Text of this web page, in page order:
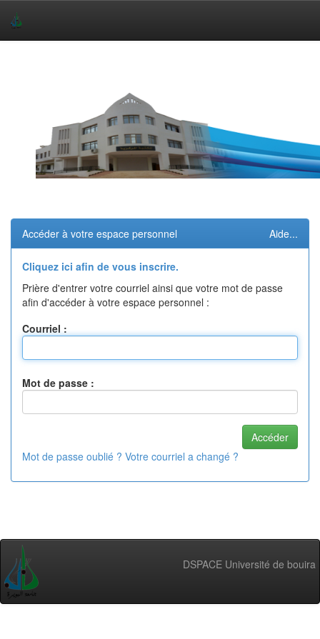
Accéder à votre espace personnel Aide...
Cliquez ici afin de vous inscrire.
Prière d'entrer votre courriel ainsi que votre mot de passe
afin d'accéder à votre espace personnel :
Courriel :
Mot de passe :
Mot de passe oublié ? Votre courriel a changé ?
DSPACE Université de bouira